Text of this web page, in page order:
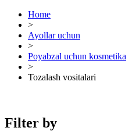
Home
>
Ayollar uchun
>
Poyabzal uchun kosmetika
>
Tozalash vositalari
Filter by